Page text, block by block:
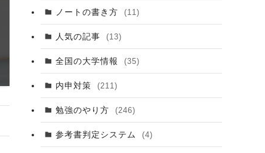
ノートの書き方 (11)
人気の記事 (13)
全国の大学情報 (35)
内申対策 (211)
勉強のやり方 (246)
参考書判定システム (4)